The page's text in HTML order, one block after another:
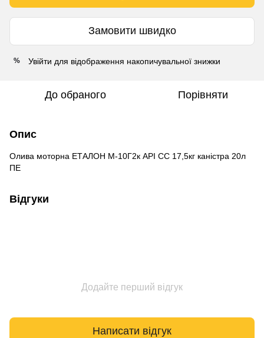
Замовити швидко
% Увійти для відображення накопичувальної знижки
До обраного Порівняти
Опис
Олива моторна ЕТАЛОН М-10Г2к АРІ СС 17,5кг каністра 20л
ПЕ
Відгуки
Додайте перший відгук
Написати відгук